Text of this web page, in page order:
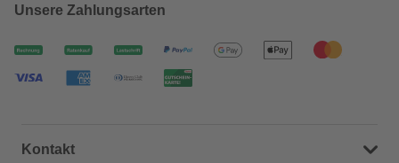
Unsere Zahlungsarten
Kontakt